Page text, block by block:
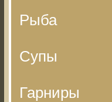
Рыба
Супы
Гарниры